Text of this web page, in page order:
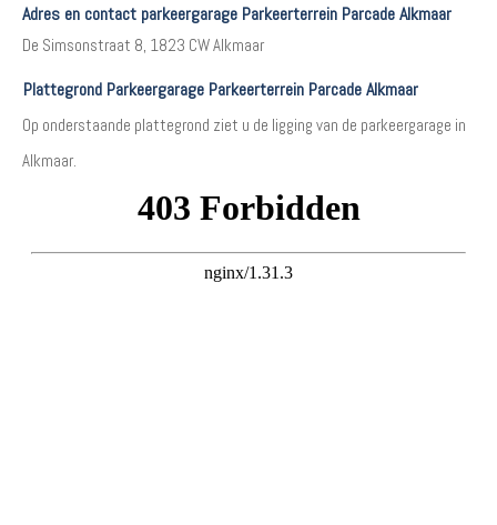
Adres en contact parkeergarage Parkeerterrein Parcade Alkmaar
De Simsonstraat 8, 1823 CW Alkmaar
Plattegrond Parkeergarage Parkeerterrein Parcade Alkmaar
Op onderstaande plattegrond ziet u de ligging van de parkeergarage in
Alkmaar.